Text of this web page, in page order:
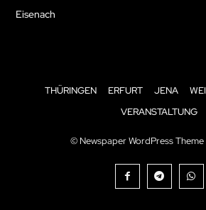
Eisenach
THÜRINGEN ERFURT JENA
VERANSTALTUNG
© Newspaper WordPress